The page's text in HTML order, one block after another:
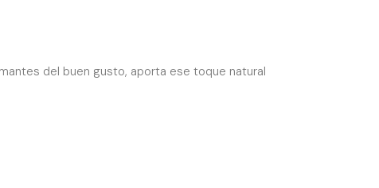
del buen gusto, aporta ese toque natural